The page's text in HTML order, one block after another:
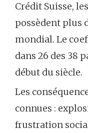
Crédit Suisse,
possèdent plus
mondial. Le
dans 26 des 38
début du siècle.
Les
connues :
frustration